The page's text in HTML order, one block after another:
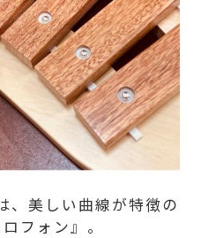
、美しい曲線が特徴の
フォン』。